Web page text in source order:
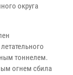
округа
тоннелем.
огнем сбила